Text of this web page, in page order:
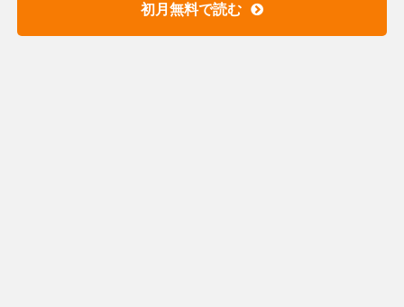
初月無料で読む